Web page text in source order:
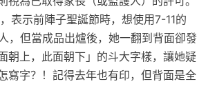
表示前陣子聖誕節時，想使用7-11的
，但當成品出爐後，她一翻到背面卻發
朝上，此面朝下」的斗大字樣，讓她疑
寫字？！記得去年也有印，但背面是全